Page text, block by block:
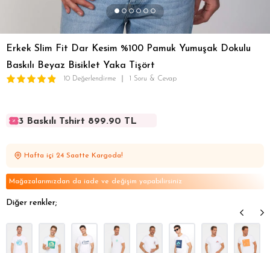
Erkek Slim Fit Dar Kesim %100 Pamuk Yumuşak Dokulu
Baskılı Beyaz Bisiklet Yaka Tişört
10 Değerlendirme 1 Soru & Cevap
3 Baskılı Tshirt 899.90 TL
3 Baskılı Tshirt 899.90 TL
Hafta içi 24 Saatte Kargoda!
Mağazalarımızdan da iade ve değişim yapabilirsiniz
Diğer renkler;